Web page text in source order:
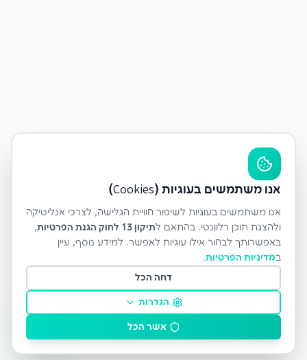
אנו משתמשים בעוגיות (Cookies)
אנו משתמשים בעוגיות לשיפור חוויית הגלישה, לצרכי אנליטיקה
ולהצגת תוכן רלוונטי. בהתאם לתיקון 13 לחוק הגנת הפרטיות
,
באפשרותך לבחור אילו עוגיות לאפשר. למידע נוסף, עיין
במדיניות הפרטיות.
דחה הכל
הגדרות
אשר הכל